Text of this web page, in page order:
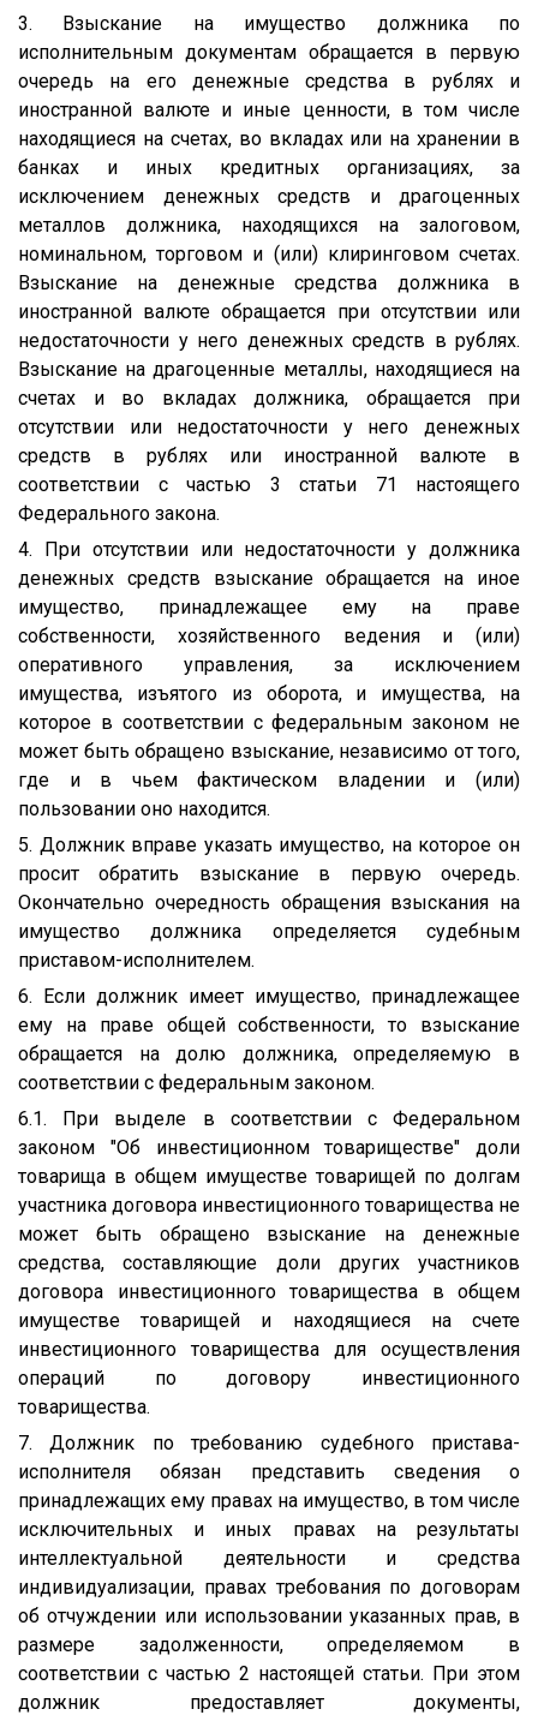
3. Взыскание на имущество должника по
исполнительным документам обращается в первую
очередь на его денежные средства в рублях и
иностранной валюте и иные ценности, в том числе
находящиеся на счетах, во вкладах или на хранении в
банках и иных кредитных организациях, за
исключением денежных средств и драгоценных
металлов должника, находящихся на залоговом,
номинальном, торговом и (или) клиринговом счетах.
Взыскание на денежные средства должника в
иностранной валюте обращается при отсутствии или
недостаточности у него денежных средств в рублях.
Взыскание на драгоценные металлы, находящиеся на
счетах и во вкладах должника, обращается при
отсутствии или недостаточности у него денежных
средств в рублях или иностранной валюте в
соответствии с частью 3 статьи 71 настоящего
Федерального закона.
4. При отсутствии или недостаточности у должника
денежных средств взыскание обращается на иное
имущество, принадлежащее ему на праве
собственности, хозяйственного ведения и (или)
оперативного управления, за исключением
имущества, изъятого из оборота, и имущества, на
которое в соответствии с федеральным законом не
может быть обращено взыскание, независимо от того,
где и в чьем фактическом владении и (или)
пользовании оно находится.
5. Должник вправе указать имущество, на которое он
просит обратить взыскание в первую очередь.
Окончательно очередность обращения взыскания на
имущество должника определяется судебным
приставом-исполнителем.
6. Если должник имеет имущество, принадлежащее
ему на праве общей собственности, то взыскание
обращается на долю должника, определяемую в
соответствии с федеральным законом.
6.1. При выделе в соответствии с Федеральном
законом "Об инвестиционном товариществе" доли
товарища в общем имуществе товарищей по долгам
участника договора инвестиционного товарищества не
может быть обращено взыскание на денежные
средства, составляющие доли других участников
договора инвестиционного товарищества в общем
имуществе товарищей и находящиеся на счете
инвестиционного товарищества для осуществления
операций по договору инвестиционного
товарищества.
7. Должник по требованию судебного пристава-
исполнителя обязан представить сведения о
принадлежащих ему правах на имущество, в том числе
исключительных и иных правах на результаты
интеллектуальной деятельности и средства
индивидуализации, правах требования по договорам
об отчуждении или использовании указанных прав, в
размере задолженности, определяемом в
соответствии с частью 2 настоящей статьи. При этом
должник предоставляет документы,